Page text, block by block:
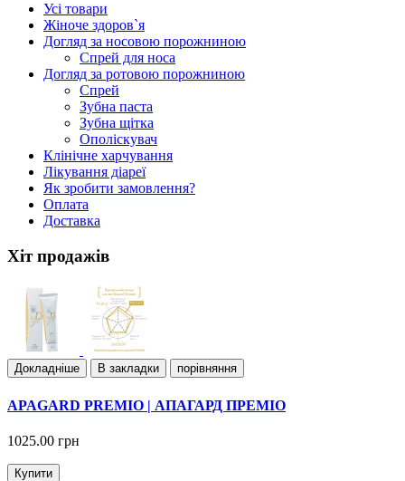
Усi товари
Жіноче здоров`я
Догляд за носовою порожниною
Спрей для носа
Догляд за ротовою порожниною
Спрей
Зубна паста
Зубна щiтка
Ополіскувач
Клiнiчне харчування
Лiкування дiареї
Як зробити замовлення?
Оплата
Доставка
Хіт продажів
Докладнiше В закладки порівняння
APAGARD PREMIO | АПАГАРД ПРЕМІО
1025.00 грн
Купити